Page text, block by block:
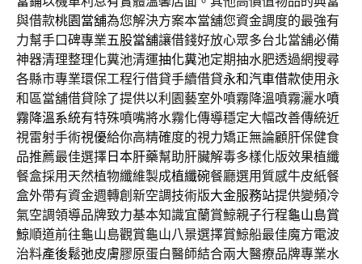
與借款桃園當舖為您解決方案本當舖您資金調度的最強有
力幫手口碑專業五股當舖讓借錢好放心眾多台北當舖必備
神器清理整理化糞池清運抽化糞池定期抽水肥透過網搜尋
各縣市專業環保工程行借貸手續借貸永和汽車借款使用永
和區當舖借貸除了提供以利園藝室外噴霧降溫噴霧灑水噴
霧降溫系統有特殊噴嘴將水霧化傳導穩定大幅改善傳統近
視雷射手術視優給你高精確度的視力矯正無論顧肝保健食
品推薦最佳選擇 日本肝藥幫助肝臟解毒多樣化版效果植纖
餐盒採用天然植物纖維製成植纖碗餐廳選用質感牛皮紙餐
盒外帶有資金週轉創新空調技術版大金服務站提供變頻冷
氣空調領導品牌致力基本知識宜蘭賞鯨親子行程龜山島賞
鯨順道前往龜山島觀賞龜山八景選擇賞鯨船最佳魔方電波
治料產後鬆弛皮膚膠原蛋白醫師結合兩大醫療品牌專業水